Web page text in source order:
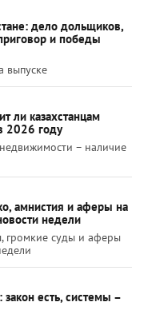
дело дольщиков,
и победы
выпуске
ли казахстанцам
2026 году
– наличие
амнистия и аферы на
недели
громкие суды и аферы
есть, системы –